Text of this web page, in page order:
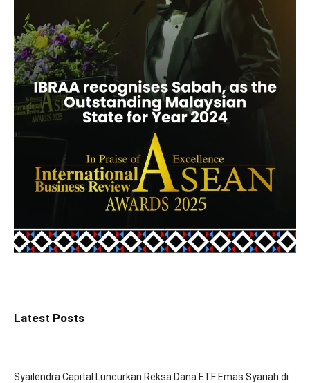
Latest Posts
Syailendra Capital Luncurkan Reksa Dana ETF Emas Syariah di